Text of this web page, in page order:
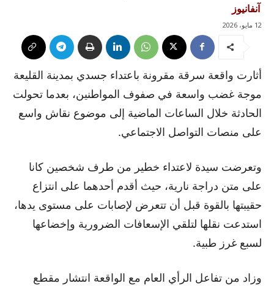
آنفانيوز
12 مايو، 2026
أثارت واقعة سرقة مقرونة باعتداء جسدي بمدينة القليعة
موجة غضب واسعة في صفوف المواطنين، بعدما تحولت
الحادثة خلال الساعات الماضية إلى موضوع نقاش واسع
على منصات التواصل الاجتماعي.
وتعرضت سيدة لاعتداء خطير من طرف شخصين كانا
على متن دراجة نارية، حيث أقدم أحدهما على انتزاع
حقيبتها بالقوة قبل أن تتعرض لإصابات على مستوى يدها،
استدعت نقلها لتلقي الإسعافات الضرورية وإخضاعها
لسبع غرز طبية.
وزاد من تفاعل الرأي العام مع الواقعة انتشار مقطع